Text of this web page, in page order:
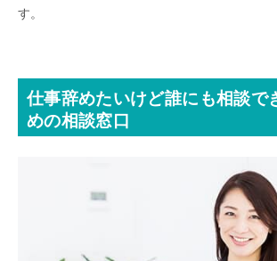
す。
仕事辞めたいけど誰にも相談で
めの相談窓口